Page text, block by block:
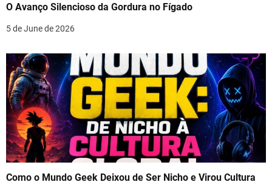
O Avanço Silencioso da Gordura no Fígado
5 de June de 2026
Como o Mundo Geek Deixou de Ser Nicho e Virou Cultura